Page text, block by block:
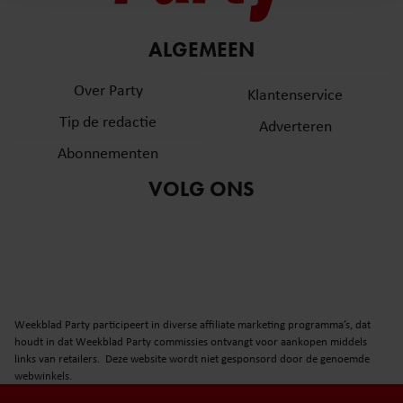
informatie over uw gebruik van onze site met onze
partners voor social media, adverteren en analyse. Deze
informatie die u aan ze heeft verstrekt of die ze hebben
gaat akkoord met onze cookies als u onze website blijft
gebruiken.
ALGEMEEN
Over Party
Tip de redactie
Abonnementen
Klantenservice
Adverteren
VOLG ONS
Weekblad Party participeert in diverse affiliate marketing programma’s, dat
houdt in dat Weekblad Party commissies ontvangt voor aankopen middels
links van retailers. Deze website wordt niet gesponsord door de genoemde
webwinkels.